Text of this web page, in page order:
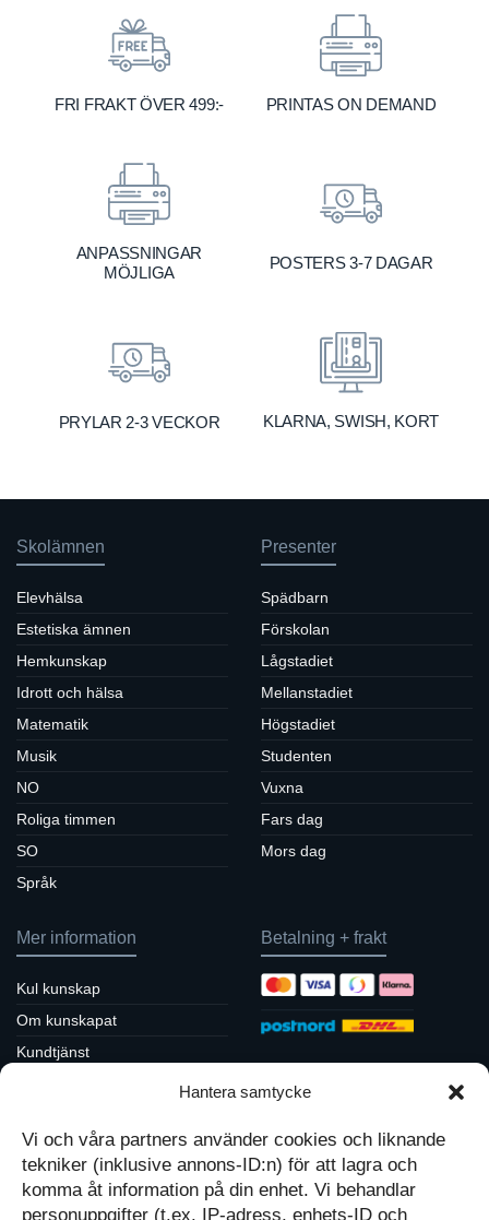
Hantera samtycke
Vi och våra partners använder cookies och liknande
tekniker (inklusive annons-ID:n) för att lagra och
komma åt information på din enhet. Vi behandlar
personuppgifter (t.ex. IP-adress, enhets-ID och
FRI FRAKT ÖVER 499:- PRINTAS ON DEMAND
ANPASSNINGAR
MÖJLIGA
POSTERS 3-7 DAGAR
PRYLAR 2-3 VECKOR KLARNA, SWISH, KORT
Skolämnen
Elevhälsa
Estetiska ämnen
Hemkunskap
Idrott och hälsa
Matematik
Musik
NO
Roliga timmen
SO
Språk
Presenter
Spädbarn
Förskolan
Lågstadiet
Mellanstadiet
Högstadiet
Studenten
Vuxna
Fars dag
Mors dag
Mer information
Kul kunskap
Om kunskapat
Kundtjänst
Cookiepolicy
Mitt konto
Betalning + frakt
Sociala medier
Följ oss på Facebook
Tavlor på Instagram
Inspiration på Pinterest